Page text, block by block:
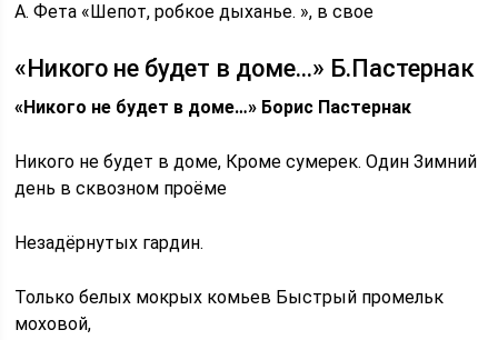
А. Фета «Шепот, робкое дыханье. », в свое
«Никого не будет в доме…» Б.Пастернак
«Никого не будет в доме…» Борис Пастернак
Никого не будет в доме, Кроме сумерек. Один Зимний
день в сквозном проёме
Незадёрнутых гардин.
Только белых мокрых комьев Быстрый промельк
моховой,